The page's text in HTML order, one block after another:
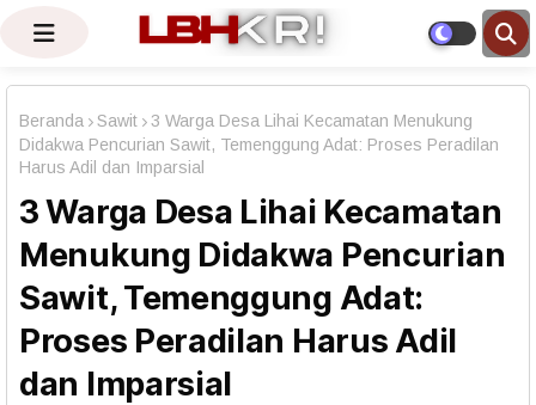
Beranda Sawit
3 Warga Desa Lihai Kecamatan Menukung
Didakwa Pencurian Sawit, Temenggung Adat: Proses Peradilan
Harus Adil dan Imparsial
3 Warga Desa Lihai Kecamatan
Menukung Didakwa Pencurian
Sawit, Temenggung Adat:
Proses Peradilan Harus Adil
dan Imparsial